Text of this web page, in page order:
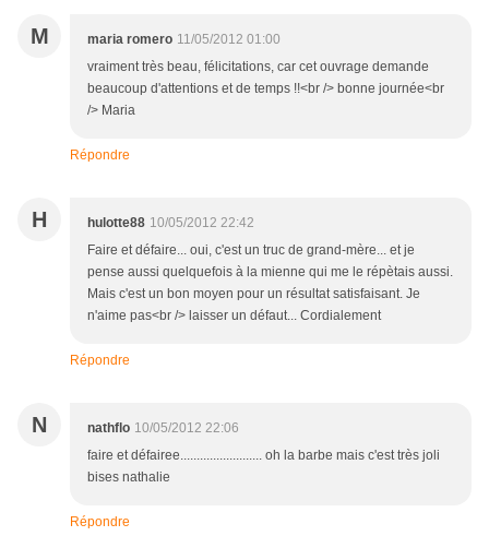
M maria romero 11/05/2012 01:00
vraiment très beau, félicitations, car cet ouvrage demande
beaucoup d'attentions et de temps !!<br /> bonne journée<br
/> Maria
Répondre
H hulotte88 10/05/2012 22:42
Faire et défaire... oui, c'est un truc de grand-mère... et je
pense aussi quelquefois à la mienne qui me le répètais aussi.
Mais c'est un bon moyen pour un résultat satisfaisant. Je
n'aime pas<br /> laisser un défaut... Cordialement
Répondre
N nathflo 10/05/2012 22:06
faire et défairee......................... oh la barbe mais c'est très joli
bises nathalie
Répondre